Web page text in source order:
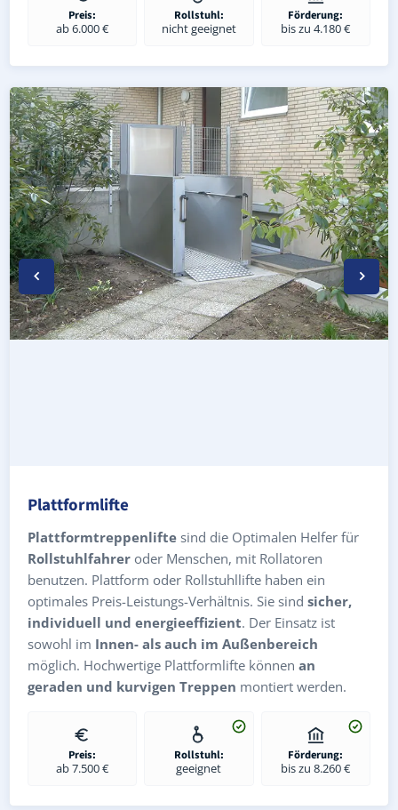
Preis:
ab 6.000 €
Rollstuhl:
nicht geeignet
Förderung:
bis zu 4.180 €
Wetterfester Plattformlift außen in Eppertshausen
Rollstuhl-Plattformlift in Eppertshausen (Landkreis
Plattformlifte
Plattformtreppenlifte sind die Optimalen Helfer für
Rollstuhlfahrer oder Menschen, mit Rollatoren
benutzen. Plattform oder Rollstuhllifte haben ein
optimales Preis-Leistungs-Verhältnis. Sie sind sicher,
individuell und energieeffizient. Der Einsatz ist
sowohl im Innen- als auch im Außenbereich
möglich. Hochwertige Plattformlifte können an
geraden und kurvigen Treppen montiert werden.
Preis:
ab 7.500 €
Rollstuhl:
geeignet
Förderung:
bis zu 8.260 €